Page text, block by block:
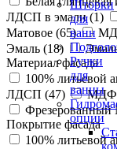
Шторки
для
ванн
Ручки
для
ванны
опции
ЛДСП в эмали (1)
Матовое (65)
Эмаль (18)
Материал фасада
100% литьевой
ЛДСП (47) МДФ
Покрытие фасада
100% литьевой